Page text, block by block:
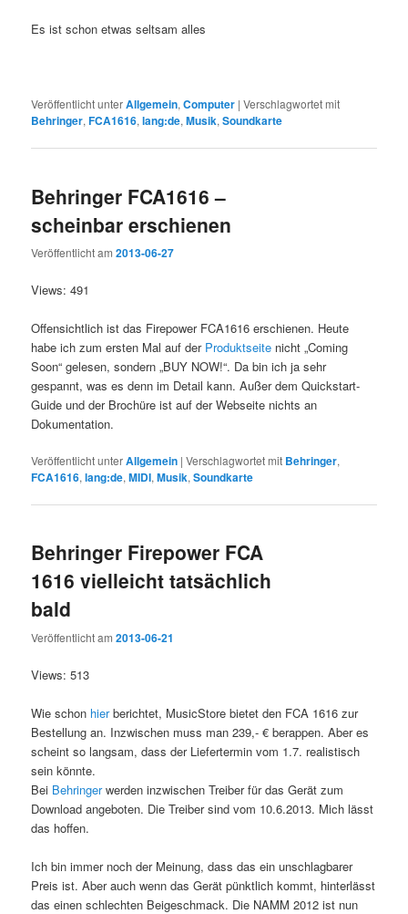
Es ist schon etwas seltsam alles
Veröffentlicht unterAllgemein,Computer |Verschlagwortet mit
Behringer,FCA1616,lang:de,Musik,Soundkarte
Behringer FCA1616 –
scheinbar erschienen
Veröffentlicht am2013-06-27
Views: 491
Offensichtlich ist das Firepower FCA1616 erschienen. Heute
habe ich zum ersten Mal auf der Produktseite nicht „Coming
Soon“ gelesen, sondern „BUY NOW!“. Da bin ich ja sehr
gespannt, was es denn im Detail kann. Außer dem Quickstart-
Guide und der Brochüre ist auf der Webseite nichts an
Dokumentation.
Veröffentlicht unterAllgemein |Verschlagwortet mit Behringer,
FCA1616,lang:de,MIDI,Musik,Soundkarte
Behringer Firepower FCA
1616 vielleicht tatsächlich
bald
Veröffentlicht am2013-06-21
Views: 513
Wie schon hierberichtet, MusicStore bietet den FCA 1616 zur
Bestellung an. Inzwischen muss man 239,- € berappen. Aber es
scheint so langsam, dass der Liefertermin vom 1.7. realistisch
sein könnte.
Bei Behringerwerden inzwischen Treiber für das Gerät zum
Download angeboten. Die Treiber sind vom 10.6.2013. Mich lässt
das hoffen.
Ich bin immer noch der Meinung, dass das ein unschlagbarer
Preis ist. Aber auch wenn das Gerät pünktlich kommt, hinterlässt
das einen schlechten Beigeschmack. Die NAMM 2012 ist nun